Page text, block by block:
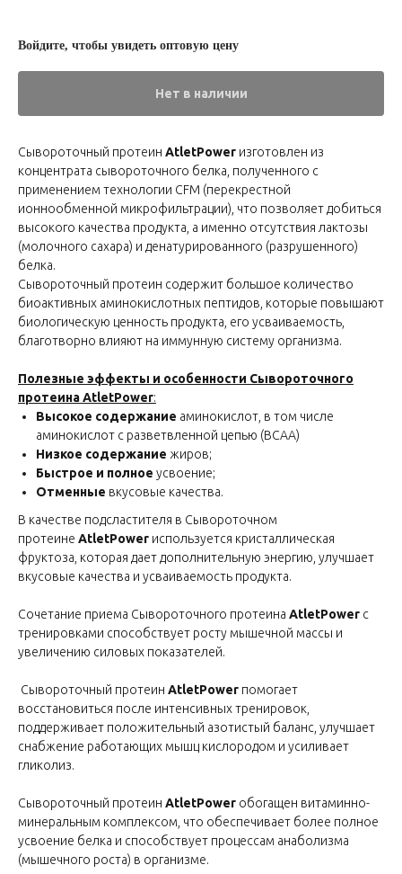
Войдите, чтобы увидеть оптовую цену
Нет в наличии
Сывороточный протеин AtletPower изготовлен из
концентрата сывороточного белка, полученного с
применением технологии CFM (перекрестной
ионнообменной микрофильтрации), что позволяет добиться
высокого качества продукта, а именно отсутствия лактозы
(молочного сахара) и денатурированного (разрушенного)
белка.
Сывороточный протеин содержит большое количество
биоактивных аминокислотных пептидов, которые повышают
биологическую ценность продукта, его усваиваемость,
благотворно влияют на иммунную систему организма.
Полезные эффекты и особенности Сывороточного
протеина AtletPower:
Высокое содержание аминокислот, в том числе
аминокислот с разветвленной цепью (BCAA)
Низкое содержание жиров;
Быстрое и полное усвоение;
Отменные вкусовые качества.
В качестве подсластителя в Сывороточном
протеине AtletPower используется кристаллическая
фруктоза, которая дает дополнительную энергию, улучшает
вкусовые качества и усваиваемость продукта.
Сочетание приема Сывороточного протеина AtletPower с
тренировками способствует росту мышечной массы и
увеличению силовых показателей.
Сывороточный протеин AtletPower помогает
восстановиться после интенсивных тренировок,
поддерживает положительный азотистый баланс, улучшает
снабжение работающих мышц кислородом и усиливает
гликолиз.
Сывороточный протеин AtletPower обогащен витаминно-
минеральным комплексом, что обеспечивает более полное
усвоение белка и способствует процессам анаболизма
(мышечного роста) в организме.